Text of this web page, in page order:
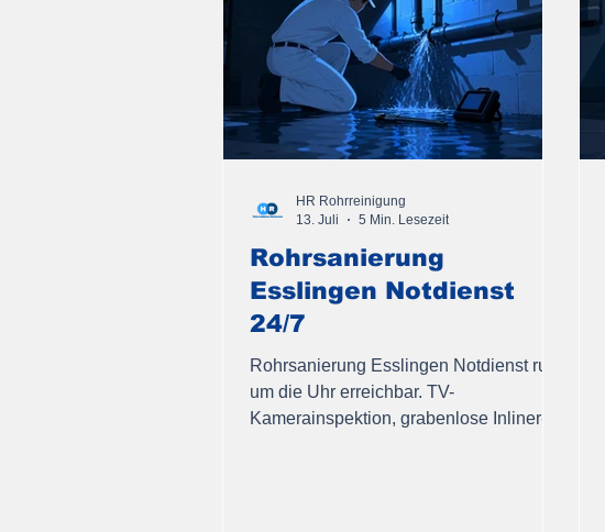
Rohrsanierung
Esslingen Notdienst
24/7
Rohrsanierung Esslingen Notdienst rund
um die Uhr erreichbar. TV-
Kamerainspektion, grabenlose Inliner-
HR Rohrreinigung
13. Juli
5 Min. Lesezeit